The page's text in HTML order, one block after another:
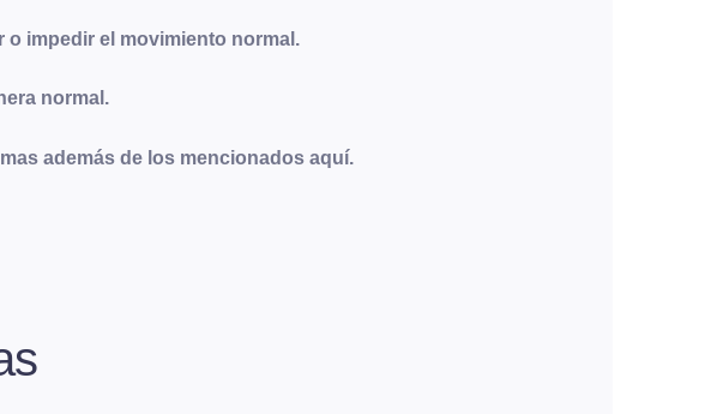
impedir el movimiento normal.
normal.
además de los mencionados aquí.